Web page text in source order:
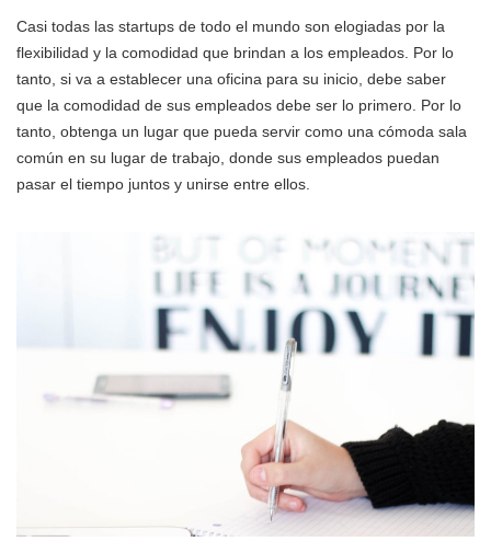
Casi todas las startups de todo el mundo son elogiadas por la
flexibilidad y la comodidad que brindan a los empleados. Por lo
tanto, si va a establecer una oficina para su inicio, debe saber
que la comodidad de sus empleados debe ser lo primero. Por lo
tanto, obtenga un lugar que pueda servir como una cómoda sala
común en su lugar de trabajo, donde sus empleados puedan
pasar el tiempo juntos y unirse entre ellos.